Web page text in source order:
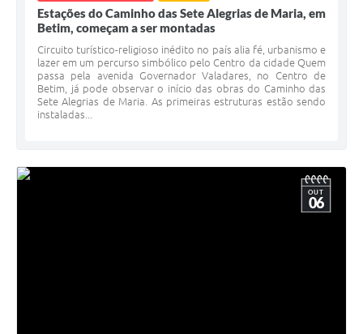
Estações do Caminho das Sete Alegrias de Maria, em
Betim, começam a ser montadas
Circuito turístico-religioso inédito no país alia fé, urbanismo e
lazer em um percurso simbólico pelo Centro da cidade Quem
passa pela avenida Governador Valadares, no Centro de
Betim, já pode observar o início das obras do Caminho das
Sete Alegrias de Maria. As primeiras estruturas estão sendo
instaladas...
OUT
06